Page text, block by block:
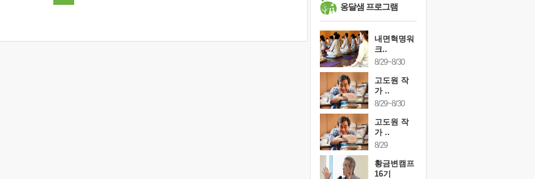
너무 황홀한 꽃들이여!
옹달샘 프로그램
내면혁명워
크..
8/29~8/30
고도원 작
가 ..
8/29~8/30
고도원 작
가 ..
8/29
황금변캠프
16기